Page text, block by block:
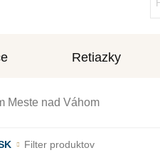
Retiazky
Meste nad Váhom
Filter produktov